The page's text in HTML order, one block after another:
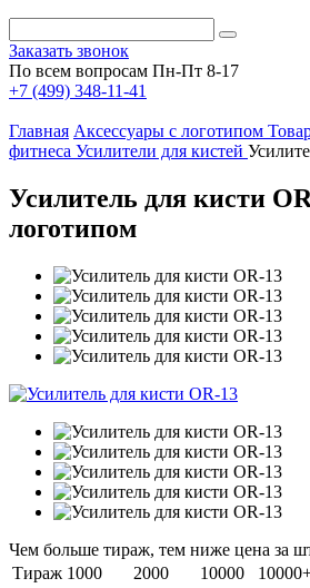
Заказать звонок
По всем вопросам Пн-Пт 8-17
+7 (499) 348-11-41
Главная Аксессуары с логотипом
фитнеса Усилители для кистей
Усилитель для кисти
логотипом
Чем больше тираж, тем ниже цена за
Тираж 1000 2000 10000